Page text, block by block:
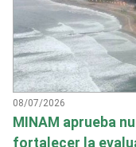
08/07/2026
MINAM aprueba
fortalecer la